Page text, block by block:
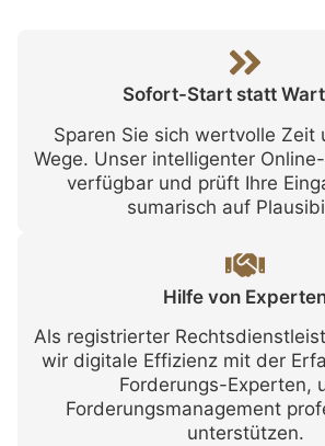
Sofort-Start statt
Sparen Sie sich wertvolle Zeit
Wege. Unser intelligenter
verfügbar und prüft Ihre
sumarisch auf
Hilfe von
Als registrierter
wir digitale Effizienz mit der
Forderungs-Experten,
Forderungsmanagement
unterstützen.